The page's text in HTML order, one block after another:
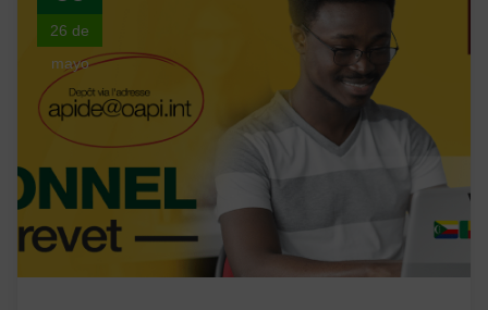
26 de
mayo